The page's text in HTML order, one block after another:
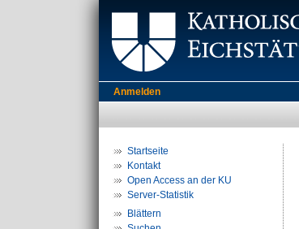
Anmelden
Startseite
Kontakt
Open Access an der KU
Server-Statistik
Blättern